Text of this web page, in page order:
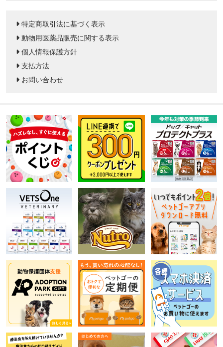
特定商取引法に基づく表示
動物用医薬品販売に関する表示
個人情報保護方針
支払方法
お問い合わせ